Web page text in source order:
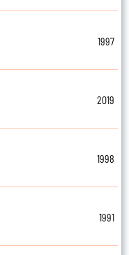
1997
2019
1998
1991